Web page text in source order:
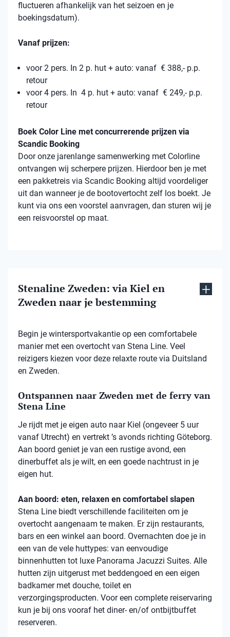
fluctueren afhankelijk van het seizoen en je
boekingsdatum).
Vanaf prijzen:
voor 2 pers. In 2 p. hut + auto: vanaf € 388,- p.p.
retour
voor 4 pers. In 4 p. hut + auto: vanaf € 249,- p.p.
retour
Boek Color Line met concurrerende prijzen via
Scandic Booking
Door onze jarenlange samenwerking met Colorline
ontvangen wij scherpere prijzen. Hierdoor ben je met
een pakketreis via Scandic Booking altijd voordeliger
uit dan wanneer je de bootovertocht zelf los boekt. Je
kunt via ons een voorstel aanvragen, dan sturen wij je
een reisvoorstel op maat.
Stenaline Zweden: via Kiel en
Zweden naar je bestemming
Begin je wintersportvakantie op een comfortabele
manier met een overtocht van Stena Line. Veel
reizigers kiezen voor deze relaxte route via Duitsland
en Zweden.
Ontspannen naar Zweden met de ferry van
Stena Line
Je rijdt met je eigen auto naar Kiel (ongeveer 5 uur
vanaf Utrecht) en vertrekt ’s avonds richting Göteborg.
Aan boord geniet je van een rustige avond, een
dinerbuffet als je wilt, en een goede nachtrust in je
eigen hut.
Aan boord: eten, relaxen en comfortabel slapen
Stena Line biedt verschillende faciliteiten om je
overtocht aangenaam te maken. Er zijn restaurants,
bars en een winkel aan boord. Overnachten doe je in
een van de vele huttypes: van eenvoudige
binnenhutten tot luxe Panorama Jacuzzi Suites. Alle
hutten zijn uitgerust met beddengoed en een eigen
badkamer met douche, toilet en
verzorgingsproducten. Voor een complete reiservaring
kun je bij ons vooraf het diner- en/of ontbijtbuffet
reserveren.